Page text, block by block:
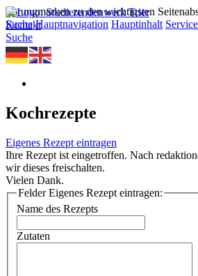
Sprungmarken zu den wichtigsten
Suche Hauptnavigation Hauptinhalt
Kontakt
Suche
Kochrezepte
Eigenes Rezept eintragen
Ihre Rezept ist eingetroffen. Nach
wir dieses freischalten.
Vielen Dank.
Felder Eigenes Rezept eintragen:
Name des Rezepts
Zutaten